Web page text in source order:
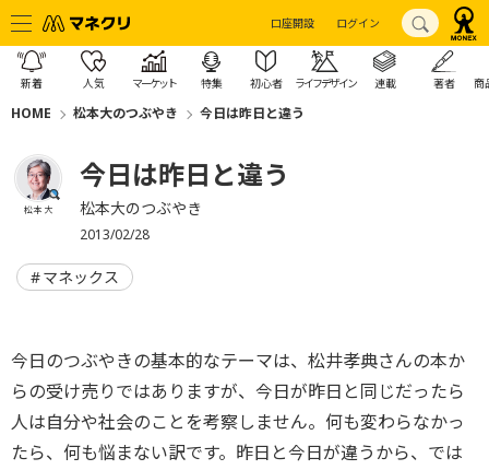
口座開設 ログイン
新着 人気 マーケット 特集 初心者 ライフデザイン 連載 著者 商
HOME 松本大のつぶやき 今日は昨日と違う
松本 大
今日は昨日と違う
松本大のつぶやき
2013/02/28
マネックス
今日のつぶやきの基本的なテーマは、松井孝典さんの本か
らの受け売りではありますが、今日が昨日と同じだったら
人は自分や社会のことを考察しません。何も変わらなかっ
たら、何も悩まない訳です。昨日と今日が違うから、では